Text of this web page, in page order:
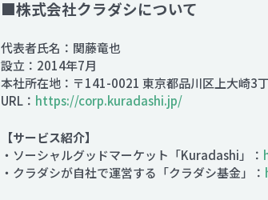
■株式会社クラダシについて
代表者氏名：関藤竜也
設立：2014年7月
本社所在地：〒141-0021 東京都品川区上大崎3
URL： https://corp.kuradashi.jp/
【サービス紹介】
・ソーシャルグッドマーケット「Kuradashi」：
・クラダシが自社で運営する「クラダシ基金」：